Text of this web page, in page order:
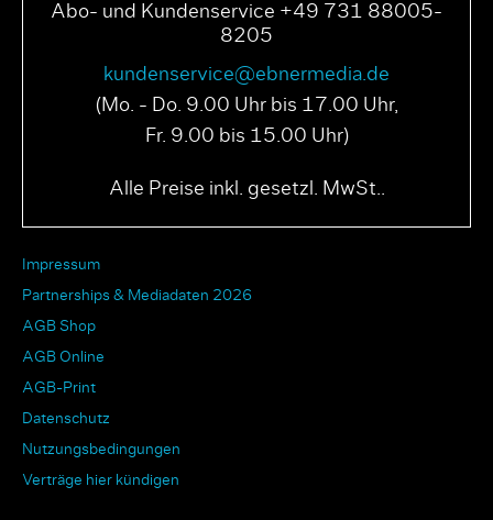
Abo- und Kundenservice +49 731 88005-
8205
kundenservice@ebnermedia.de
(Mo. - Do. 9.00 Uhr bis 17.00 Uhr,
Fr. 9.00 bis 15.00 Uhr)
Alle Preise inkl. gesetzl. MwSt..
Impressum
Partnerships & Mediadaten 2026
AGB Shop
AGB Online
AGB-Print
Datenschutz
Nutzungsbedingungen
Verträge hier kündigen